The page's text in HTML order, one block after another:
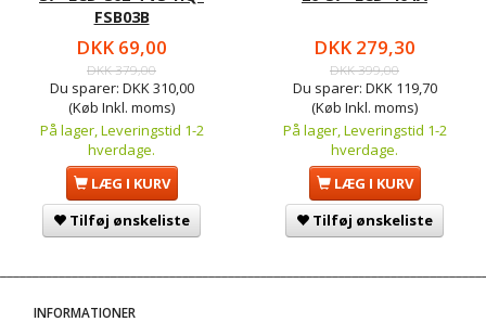
FSB03B
DKK 69,00
DKK 379,00
Du sparer: DKK 310,00
(Køb Inkl. moms)
På lager, Leveringstid 1-2
hverdage.
LÆG I KURV
Tilføj ønskeliste
DKK 279,30
DKK 399,00
Du sparer: DKK 119,70
(Køb Inkl. moms)
På lager, Leveringstid 1-2
hverdage.
LÆG I KURV
Tilføj ønskeliste
INFORMATIONER